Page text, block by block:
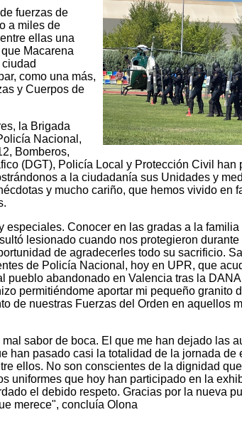
fuerzas de
a miles de
ellas una
Macarena
como una más,
y Cuerpos de
la Brigada
Nacional,
Bomberos,
(DGT), Policía Local y Protección Civil han
a la ciudadanía sus Unidades y
y mucho cariño, que hemos vivido en
especiales. Conocer en las gradas a la
lesionado cuando nos protegieron
de agradecerles todo su sacrificio.
de Policía Nacional, hoy en UPR, que
pueblo abandonado en Valencia tras la
permitiéndome aportar mi pequeño granito
de nuestras Fuerzas del Orden en aquellos
sabor de boca. El que me han dejado las
han pasado casi la totalidad de la jornada de
ellos. No son conscientes de la dignidad
uniformes que hoy han participado en la
el debido respeto. Gracias por la nueva
merece", concluía Olona